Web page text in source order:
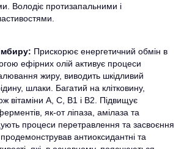
Володіє протизапальними і
Прискорює енергетичний обмін в
ефірних олій активує процеси
жиру, виводить шкідливий
шлаки. Багатий на клітковину,
вітаміни А, С, В1 і В2. Підвищує
як-от ліпаза, амілаза та
процеси перетравлення та засвоєння
продемонстрував антиоксидантні та